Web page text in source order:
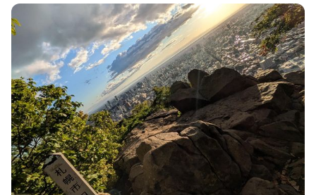
と、雪に覆われた道を進む中で、春の兆しを感じることができる
「根開き」や、木々の間から見える札幌市内の眺望が印象的で
す。特に山頂からの景色は素晴らしく、晴れた日には石狩湾や市
内のビル群を一望できます。登山中には、エゾリスや様々な野鳥
に出会えることもあり、自然との触れ合いが心を癒してくれま
す。 登山の所要時間は約1時間から1時間半で、体力に自信がない
方でも挑戦しやすいコースですが、雪道ではチェーンスパイクが
必須です。特に冬季はアイスバーンや雪の影響で滑りやすくなる
ため、注意が必要です。登山者の中には、雪の中での静けさや新
雪の感触を楽しむ方も多く、心地よい達成感を味わえる場所で
す。 また、円山の周辺には円山動物園や北海道神宮があり、登山
後の観光も楽しめます。特に、神宮ではお礼参りをする登山者も
多く、地元の人々との交流も魅力の一つです。登山後には、札幌